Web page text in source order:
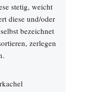
stetig, weicht
diese und/oder
bezeichnet
zerlegen